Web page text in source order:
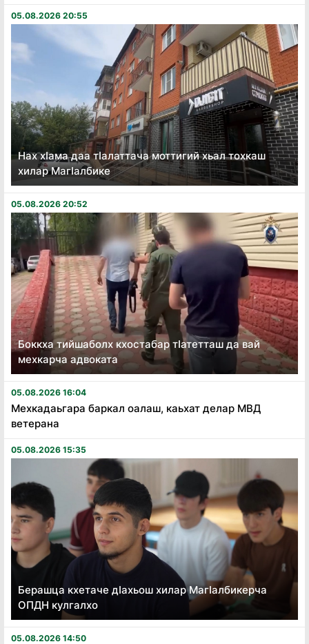
05.08.2026 20:55
Нах хӏама даа тӏалаттача моттигий хьал тохкаш
хилар Магӏалбике
05.08.2026 20:52
Боккха тийшаболх кхостабар тӏатетташ да вай
мехкарча адвоката
05.08.2026 16:04
Мехкадаьгара баркал оалаш, каьхат делар МВД
ветерана
05.08.2026 15:35
Берашца кхетаче дӏахьош хилар Магӏалбикерча
ОПДН кулгалхо
05.08.2026 14:50